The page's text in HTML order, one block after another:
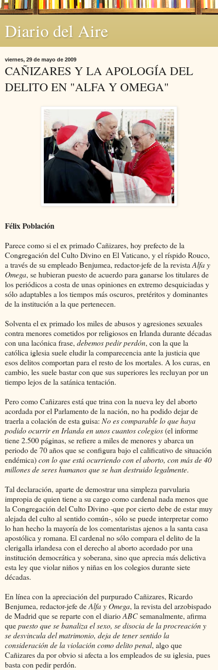
Diario del Aire
viernes, 29 de mayo de 2009
CAÑIZARES Y LA APOLOGÍA DEL
DELITO EN "ALFA Y OMEGA"
Félix Población
Parece como si el ex primado Cañizares, hoy prefecto de la
Congregación del Culto Divino en El Vaticano, y el ríspido Rouco,
a través de su empleado Benjumea, redactor-jefe de la revista Alfa y
Omega, se hubieran puesto de acuerdo para ganarse los titulares de
los periódicos a costa de unas opiniones en extremo desquiciadas y
sólo adaptables a los tiempos más oscuros, pretéritos y dominantes
de la institución a la que pertenecen.
Solventa el ex primado los miles de abusos y agresiones sexuales
contra menores cometidos por religiosos en Irlanda durante décadas
con una lacónica frase, debemos pedir perdón, con la que la
católica iglesia suele eludir la comparecencia ante la justicia que
esos delitos comportan para el resto de los mortales. A los curas, en
cambio, les suele bastar con que sus superiores les recluyan por un
tiempo lejos de la satánica tentación.
Pero como Cañizares está que trina con la nueva ley del aborto
acordada por el Parlamento de la nación, no ha podido dejar de
traerla a colación de esta guisa: No es comparable lo que haya
podido ocurrir en Irlanda en unos cuantos colegios(el informe
tiene 2.500 páginas, se refiere a miles de menores y abarca un
periodo de 70 años que se configura bajo el calificativo de situación
endémica)con lo que está ocurriendo con el aborto, con más de 40
millones de seres humanos que se han destruido legalmente.
Tal declaración, aparte de demostrar una simpleza parvularia
impropia de quien tiene a su cargo como cardenal nada menos que
la Congregación del Culto Divino -que por cierto debe de estar muy
alejada del culto al sentido común-, sólo se puede interpretar como
lo han hecho la mayoría de los comentaristas ajenos a la santa casa
apostólica y romana. El cardenal no sólo compara el delito de la
clerigalla irlandesa con el derecho al aborto acordado por una
institución democrática y soberana, sino que aprecia más delictiva
esta ley que violar niños y niñas en los colegios durante siete
décadas.
En línea con la apreciación del purpurado Cañizares, Ricardo
Benjumea, redactor-jefe deAlfay Omega, la revista del arzobispado
de Madrid que se reparte con el diarioABCsemanalmente, afirma
quepuesto que se banaliza el sexo, se disocia de la procreación y
se desvincula del matrimonio, deja de tener sentido la
consideración de la violación como delito penal, algo que
Cañizares da por obvio si afecta a los empleados de su iglesia, pues
basta con pedir perdón.